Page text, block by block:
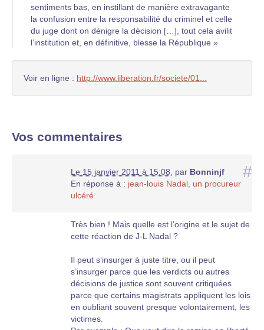
sentiments bas, en instillant de manière extravagante
la confusion entre la responsabilité du criminel et celle
du juge dont on dénigre la décision […], tout cela avilit
l’institution et, en définitive, blesse la République »
Voir en ligne : http://www.liberation.fr/societe/01...
Vos commentaires
#
Le 15 janvier 2011 à 15:08 par Bonninjf
En réponse à : jean-louis Nadal, un procureur
ulcéré
Très bien ! Mais quelle est l’origine et le sujet de
cette réaction de J-L Nadal ?
Il peut s’insurger à juste titre, ou il peut
s’insurger parce que les verdicts ou autres
décisions de justice sont souvent critiquées
parce que certains magistrats appliquent les lois
en oubliant souvent presque volontairement, les
victimes.